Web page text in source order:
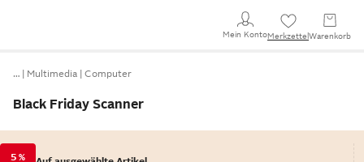
Mein KontoMerkzettel Warenkorb
… Multimedia Computer
Black Friday Scanner
5 %